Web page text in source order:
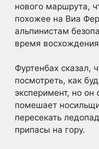
нового маршрута,
похожее на Виа
альпинистам
время
Фуртенбах сказал,
посмотреть, как
эксперимент, но он
помешает
пересекать
припасы на гору.